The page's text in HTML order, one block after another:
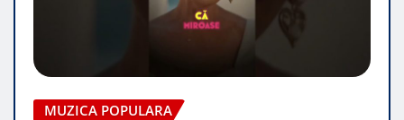
MUZICA POPULARA